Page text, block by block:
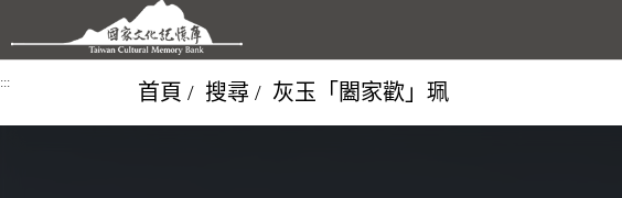
跳到主要內容區塊
::: 首頁 搜尋 灰玉「闔家歡」珮